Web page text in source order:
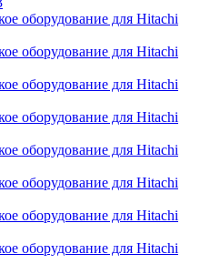
оборудование для Hitachi
оборудование для Hitachi
оборудование для Hitachi
оборудование для Hitachi
оборудование для Hitachi
оборудование для Hitachi
оборудование для Hitachi
оборудование для Hitachi